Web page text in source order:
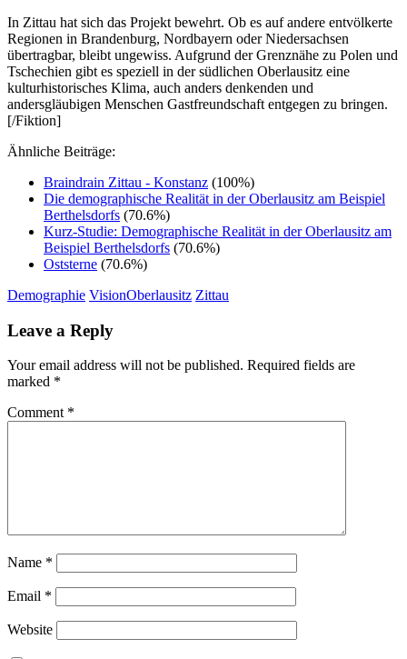
In Zittau hat sich das Projekt bewehrt. Ob es auf andere entvölkerte
Regionen in Brandenburg, Nordbayern oder Niedersachsen
übertragbar, bleibt ungewiss. Aufgrund der Grenznähe zu Polen und
Tschechien gibt es speziell in der südlichen Oberlausitz eine
kulturhistorisches Klima, auch anders denkenden und
andersgläubigen Menschen Gastfreundschaft entgegen zu bringen.
[/Fiktion]
Ähnliche Beiträge:
Braindrain Zittau - Konstanz (100%)
Die demographische Realität in der Oberlausitz am Beispiel
Berthelsdorfs (70.6%)
Kurz-Studie: Demographische Realität in der Oberlausitz am
Beispiel Berthelsdorfs (70.6%)
Oststerne (70.6%)
Demographie VisionOberlausitz Zittau
Leave a Reply
Your email address will not be published. Required fields are
marked *
Comment *
Name *
Email *
Website